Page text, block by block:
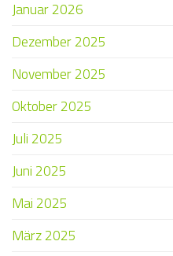
Januar 2026
Dezember 2025
November 2025
Oktober 2025
Juli 2025
Juni 2025
Mai 2025
März 2025